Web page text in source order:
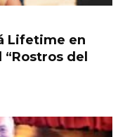
Lifetime en
del